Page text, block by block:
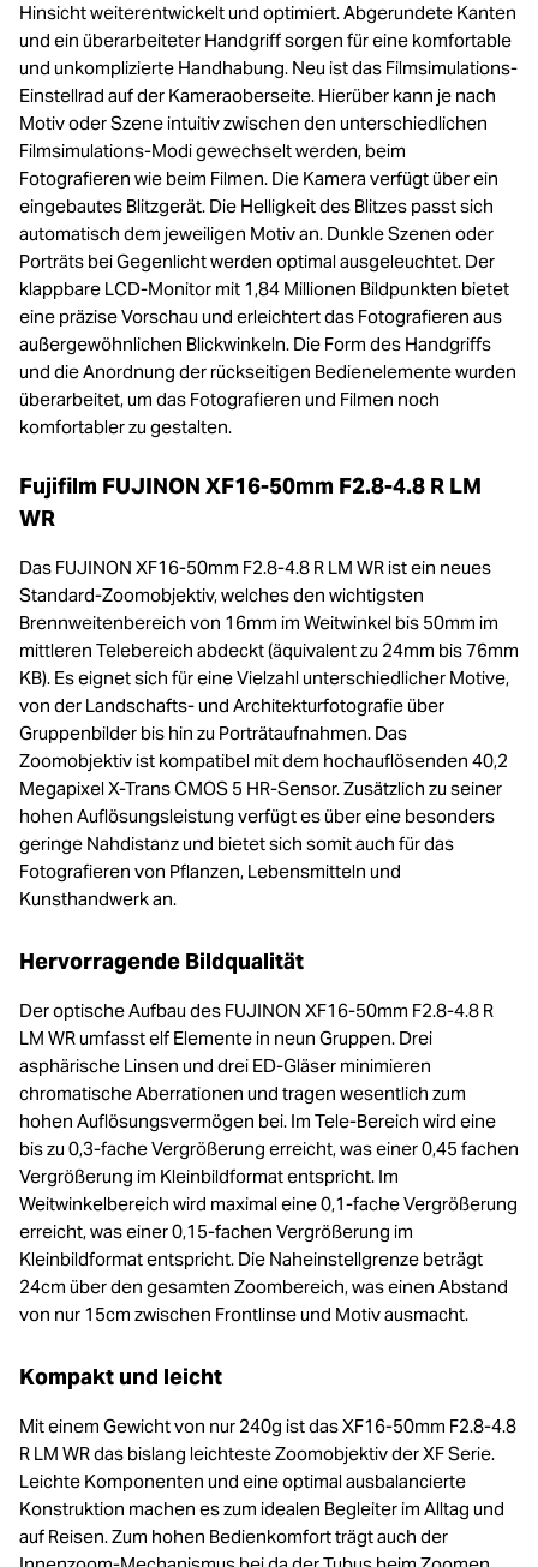
Hinsicht weiterentwickelt und optimiert. Abgerundete Kanten
und ein überarbeiteter Handgriff sorgen für eine komfortable
und unkomplizierte Handhabung. Neu ist das Filmsimulations-
Einstellrad auf der Kameraoberseite. Hierüber kann je nach
Motiv oder Szene intuitiv zwischen den unterschiedlichen
Filmsimulations-Modi gewechselt werden, beim
Fotografieren wie beim Filmen. Die Kamera verfügt über ein
eingebautes Blitzgerät. Die Helligkeit des Blitzes passt sich
automatisch dem jeweiligen Motiv an. Dunkle Szenen oder
Porträts bei Gegenlicht werden optimal ausgeleuchtet. Der
klappbare LCD-Monitor mit 1,84 Millionen Bildpunkten bietet
eine präzise Vorschau und erleichtert das Fotografieren aus
außergewöhnlichen Blickwinkeln. Die Form des Handgriffs
und die Anordnung der rückseitigen Bedienelemente wurden
überarbeitet, um das Fotografieren und Filmen noch
komfortabler zu gestalten.
Fujifilm FUJINON XF16-50mm F2.8-4.8 R LM
WR
Das FUJINON XF16-50mm F2.8-4.8 R LM WR ist ein neues
Standard-Zoomobjektiv, welches den wichtigsten
Brennweitenbereich von 16mm im Weitwinkel bis 50mm im
mittleren Telebereich abdeckt (äquivalent zu 24mm bis 76mm
KB). Es eignet sich für eine Vielzahl unterschiedlicher Motive,
von der Landschafts- und Architekturfotografie über
Gruppenbilder bis hin zu Porträtaufnahmen. Das
Zoomobjektiv ist kompatibel mit dem hochauflösenden 40,2
Megapixel X-Trans CMOS 5 HR-Sensor. Zusätzlich zu seiner
hohen Auflösungsleistung verfügt es über eine besonders
geringe Nahdistanz und bietet sich somit auch für das
Fotografieren von Pflanzen, Lebensmitteln und
Kunsthandwerk an.
Hervorragende Bildqualität
Der optische Aufbau des FUJINON XF16-50mm F2.8-4.8 R
LM WR umfasst elf Elemente in neun Gruppen. Drei
asphärische Linsen und drei ED-Gläser minimieren
chromatische Aberrationen und tragen wesentlich zum
hohen Auflösungsvermögen bei. Im Tele-Bereich wird eine
bis zu 0,3-fache Vergrößerung erreicht, was einer 0,45 fachen
Vergrößerung im Kleinbildformat entspricht. Im
Weitwinkelbereich wird maximal eine 0,1-fache Vergrößerung
erreicht, was einer 0,15-fachen Vergrößerung im
Kleinbildformat entspricht. Die Naheinstellgrenze beträgt
24cm über den gesamten Zoombereich, was einen Abstand
von nur 15cm zwischen Frontlinse und Motiv ausmacht.
Kompakt und leicht
Mit einem Gewicht von nur 240g ist das XF16-50mm F2.8-4.8
R LM WR das bislang leichteste Zoomobjektiv der XF Serie.
Leichte Komponenten und eine optimal ausbalancierte
Konstruktion machen es zum idealen Begleiter im Alltag und
auf Reisen. Zum hohen Bedienkomfort trägt auch der